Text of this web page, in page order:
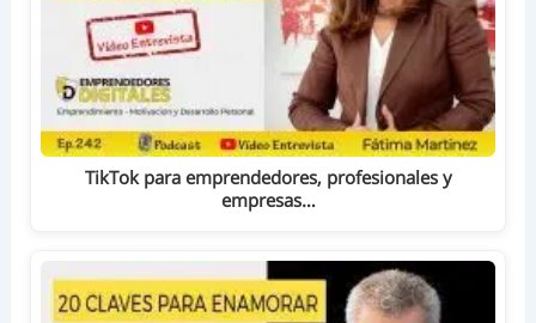
TikTok para emprendedores, profesionales y
empresas…